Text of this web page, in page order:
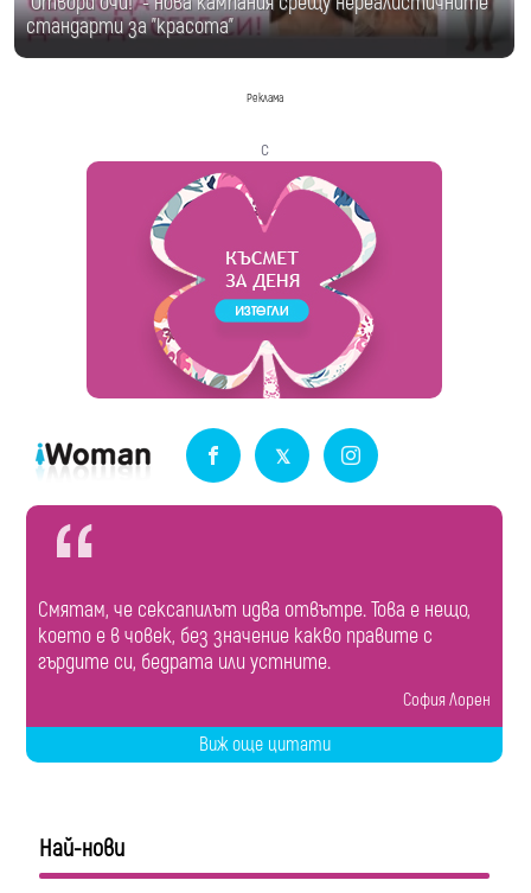
стандарти за "красота"
Реклама
с
Смятам, че сексапилът идва отвътре. Това е нещо,
което е в човек, без значение какво правите с
гърдите си, бедрата или устните.
София Лорен
Виж още цитати
Най-нови